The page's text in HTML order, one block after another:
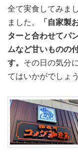
全て実食してみま
ました。
「自家製
ターと合わせてパ
ムなど甘いものの
す。 その日の気分
てはいかがでしょう